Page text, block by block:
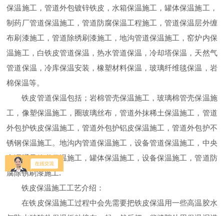
保温施工，管道外包镀锌铁皮，水箱保温施工，罐体保温施工，
制药厂管道保温施工，管道防腐保温工程施工，管道保温层外缠
布刷漆施工，管道除绣刷漆施工，地沟管道保温施工，窑炉内保
温施工，白铁皮管道保温，热水管道保温，冷却塔保温，天然气
管道保温，冷库保温安装，橡塑材料保温，玻璃纤维毯保温，岩
棉保温等。
铁皮管道保温包括；岩棉管壳保温施工，玻璃棉管壳保温施
工，像塑保温施工，圈玻璃丝布，管道外抹稀土保温施工，管道
外包护铁皮保温施工，管道外包护铝皮保温施工，管道外包护不
锈钢保温施工。地沟内管道保温施工，设备管道保温施工，中央
空调通风管道保温施工，罐体保温施工，设备保温施工，管道防
腐除锈刷漆施工.
铁皮保温施工工艺介绍：
在铁皮保温施工过程中会先需要把铁皮保温用一些高温胶水